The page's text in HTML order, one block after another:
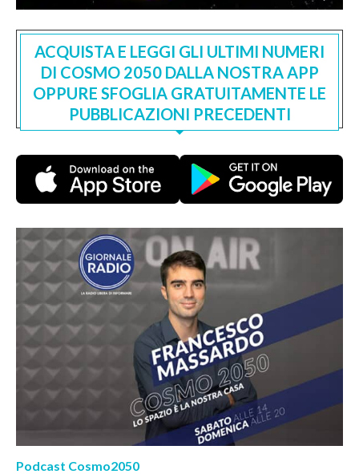
ACQUISTA E LEGGI GLI ULTIMI NUMERI
DI COSMO 2050 DALLA NOSTRA APP
OPPURE SFOGLIA GRATUITAMENTE LE
PUBBLICAZIONI PRECEDENTI
Podcast Cosmo2050